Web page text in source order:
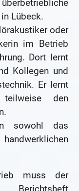
Lübeck.
oder
im Betrieb
Dort lernt
Kollegen und
Er lernt
den
sowohl das
muss der